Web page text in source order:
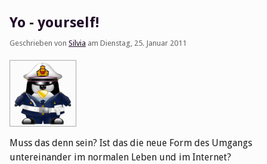
Yo - yourself!
Geschrieben von Silvia am Dienstag, 25. Januar 2011
Muss das denn sein? Ist das die neue Form des Umgangs
untereinander im normalen Leben und im Internet?